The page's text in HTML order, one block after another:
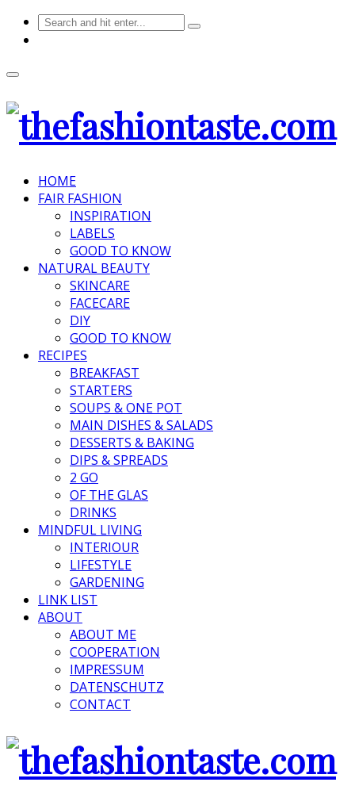
HOME
FAIR FASHION
INSPIRATION
LABELS
GOOD TO KNOW
NATURAL BEAUTY
SKINCARE
FACECARE
DIY
GOOD TO KNOW
RECIPES
BREAKFAST
STARTERS
SOUPS & ONE POT
MAIN DISHES & SALADS
DESSERTS & BAKING
DIPS & SPREADS
2 GO
OF THE GLAS
DRINKS
MINDFUL LIVING
INTERIOUR
LIFESTYLE
GARDENING
LINK LIST
ABOUT
ABOUT ME
COOPERATION
IMPRESSUM
DATENSCHUTZ
CONTACT